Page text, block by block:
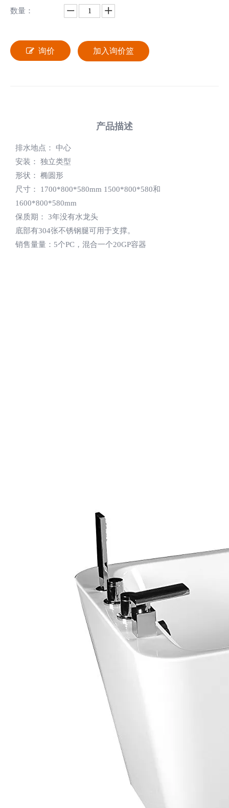
数量：
询价 加入询价篮
产品描述
排水地点： 中心
安装： 独立类型
形状： 椭圆形
尺寸： 1700*800*580mm 1500*800*580和
1600*800*580mm
保质期： 3年没有水龙头
底部有304张不锈钢腿可用于支撑。
销售量量：5个PC，混合一个20GP容器